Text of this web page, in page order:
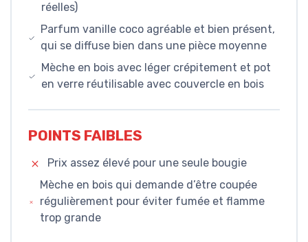
réelles)
Parfum vanille coco agréable et bien présent,
qui se diffuse bien dans une pièce moyenne
Mèche en bois avec léger crépitement et pot
en verre réutilisable avec couvercle en bois
POINTS FAIBLES
Prix assez élevé pour une seule bougie
Mèche en bois qui demande d’être coupée
régulièrement pour éviter fumée et flamme
trop grande